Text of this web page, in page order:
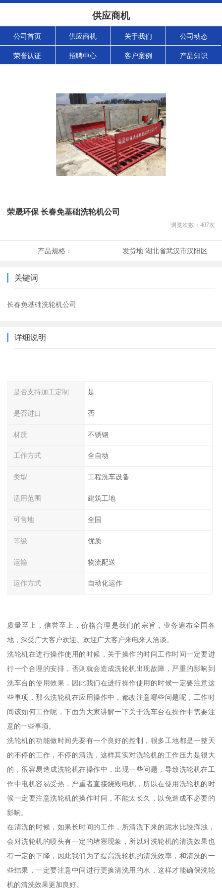
供应商机
公司首页 供应商机 关于我们 公司动态
荣誉认证 招聘中心 客户案例 产品知识
荣晟环保 长春免基础洗轮机公司
浏览次数： 407次
产品规格： 发货地:湖北省武汉市汉阳区
关键词
长春免基础洗轮机公司
详细说明
是否支持加工定制 是
是否进口 否
材质 不锈钢
工作方式 全自动
类型 工程洗车设备
适用范围 建筑工地
可售地 全国
等级 优质
运输 物流配送
运作方式 自动化运作
质量至上，信誉至上，价格合理是我们的宗旨，业务遍布全国各
地，深受广大客户欢迎。欢迎广大客户来电来人洽谈。
洗轮机在进行操作使用的时候，关于操作的时间工作时间一定要进
行一个合理的安排，否则就会造成洗轮机出现故障，严重的影响到
洗车台的使用效果，因此我们在进行操作使用的时候一定要注意这
些事项，那么洗轮机在应用操作中，都改注意哪些问题呢，工作时
间该如何工作呢，下面为大家讲解一下关于洗车台在操作中需要注
意的一些事项。
洗轮机的功能做时间先要有一个良好的控制，很多工地都是一整天
的不停的工作，不停的清洗，这样其实对洗轮机的工作压力是很大
的，很容易造成洗轮机在操作中，出现一些问题，导致洗轮机在工
作中电机容易受热，严重者直接烧毁电机，所以在使用洗轮机的时
候一定要注意洗轮机的操作时间，不能太长久，以免造成不必要的
影响。
在清洗的时候，如果长时间的工作，所清洗下来的泥水比较浑浊，
会对洗轮机的喷头有一定的堵塞现象，所以对洗轮机的清洗效果也
有一定的下降，因此我们为了提高洗轮机的清洗效率，和清洗的一
些结果，一定要注意中间进行更换清洗用的水，这样才能确保洗轮
机的清洗效果更加良好。